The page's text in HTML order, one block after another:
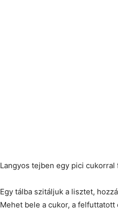
Langyos tejben egy pici
Egy tálba szitáljuk a lisztet,
Mehet bele a cukor, a felfuttatott